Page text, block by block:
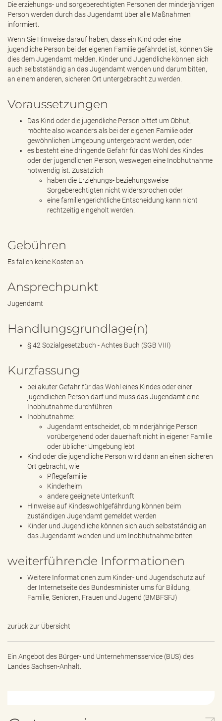
Die erziehungs- und sorgeberechtigten Personen der minderjährigen
Person werden durch das Jugendamt über alle Maßnahmen
informiert.
Wenn Sie Hinweise darauf haben, dass ein Kind oder eine
jugendliche Person bei der eigenen Familie gefährdet ist, können Sie
dies dem Jugendamt melden. Kinder und Jugendliche können sich
auch selbstständig an das Jugendamt wenden und darum bitten,
an einem anderen, sicheren Ort untergebracht zu werden.
Voraussetzungen
Das Kind oder die jugendliche Person bittet um Obhut,
möchte also woanders als bei der eigenen Familie oder
gewöhnlichen Umgebung untergebracht werden, oder
es besteht eine dringende Gefahr für das Wohl des Kindes
oder der jugendlichen Person, weswegen eine Inobhutnahme
notwendig ist. Zusätzlich
haben die Erziehungs- beziehungsweise
Sorgeberechtigten nicht widersprochen oder
eine familiengerichtliche Entscheidung kann nicht
rechtzeitig eingeholt werden.
Gebühren
Es fallen keine Kosten an.
Ansprechpunkt
Jugendamt
Handlungsgrundlage(n)
§ 42 Sozialgesetzbuch - Achtes Buch (SGB VIII)
Kurzfassung
bei akuter Gefahr für das Wohl eines Kindes oder einer
jugendlichen Person darf und muss das Jugendamt eine
Inobhutnahme durchführen
Inobhutnahme:
Jugendamt entscheidet, ob minderjährige Person
vorübergehend oder dauerhaft nicht in eigener Familie
oder üblicher Umgebung lebt
Kind oder die jugendliche Person wird dann an einen sicheren
Ort gebracht, wie
Pflegefamilie
Kinderheim
andere geeignete Unterkunft
Hinweise auf Kindeswohlgefährdung können beim
zuständigen Jugendamt gemeldet werden
Kinder und Jugendliche können sich auch selbstständig an
das Jugendamt wenden und um Inobhutnahme bitten
weiterführende Informationen
Weitere Informationen zum Kinder- und Jugendschutz auf
der Internetseite des Bundesministeriums für Bildung,
Familie, Senioren, Frauen und Jugend (BMBFSFJ)
zurück zur Übersicht
Ein Angebot des Bürger- und Unternehmensservice (BUS) des
Landes Sachsen-Anhalt.